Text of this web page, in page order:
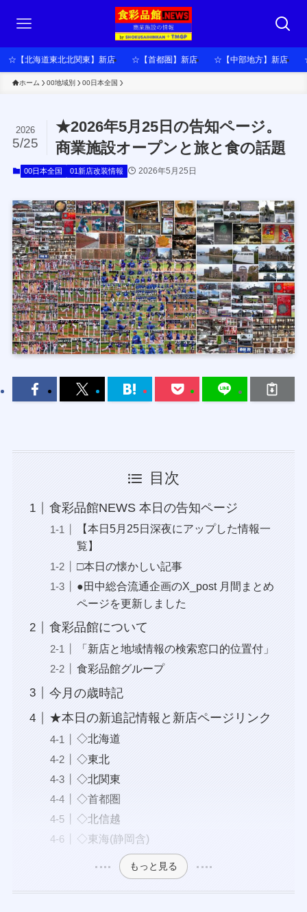
☆【北海道東北北関東】新店 ☆【首都圏】新店 ☆【中部地方】新店
ホーム 00地域別 00日本全国
★2026年5月25日の告知ページ。
商業施設オープンと旅と食の話題
2026
5/25
00日本全国 01新店改装情報 2026年5月25日
目次
食彩品館NEWS 本日の告知ページ
【本日5月25日深夜にアップした情報一
覧】
□本日の懐かしい記事
●田中総合流通企画のX_post 月間まとめ
ページを更新しました
食彩品館について
「新店と地域情報の検索窓口的位置付」
食彩品館グループ
今月の歳時記
★本日の新追記情報と新店ページリンク
◇北海道
◇東北
◇北関東
◇首都圏
◇北信越
◇東海(静岡含)
もっと見る